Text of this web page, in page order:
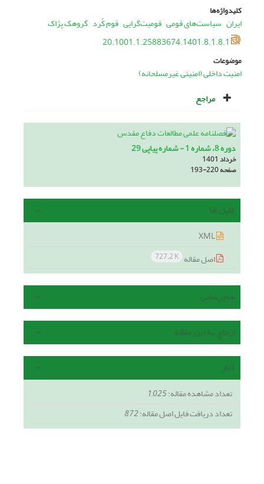
کلیدواژه‌ها
ایران سیاست‌های قومی قومیت‌گرایی قوم کُرد گروهک پژاک
20.1001.1.25883674.1401.8.1.8.1
موضوعات
امنیت داخلی (امنیتی غیرمسلحانه)
مراجع
دوره 8، شماره 1 - شماره پیاپی 29
خرداد 1401
صفحه193-220
فایل ها
اصل مقاله 727.2 K
هم رسانی
ارجاع به این مقاله
آمار
تعداد مشاهده مقاله:1,025
تعداد دریافت فایل اصل مقاله:872